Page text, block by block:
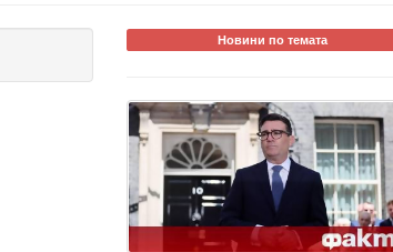
Новини по темата